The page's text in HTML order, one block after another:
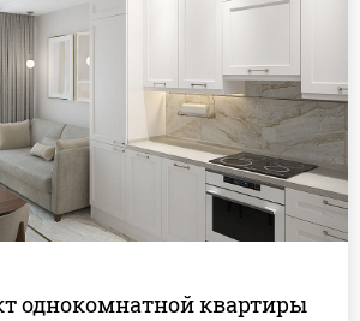
однокомнатной квартиры